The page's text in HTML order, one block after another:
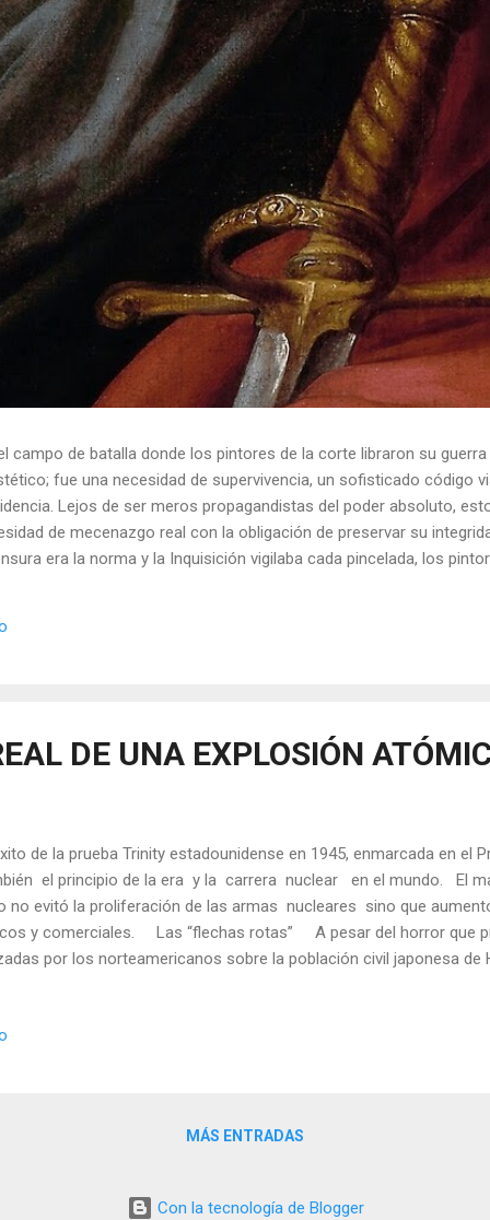
de batalla donde los pintores de la corte libraron su
fue una necesidad de supervivencia, un sofisticado código
Lejos de ser meros propagandistas del poder absoluto,
de mecenazgo real con la obligación de preservar su
era la norma y la Inquisición vigilaba cada pincelada, los
la corte eran los agentes dobles definitivos, y dominaban el arte
DE UNA EXPLOSIÓN
de la prueba Trinity estadounidense en 1945, enmarcada en
el principio de la era y la carrera nuclear en el mundo. El
no evitó la proliferación de las armas nucleares sino que
y comerciales. Las “flechas rotas” A pesar del horror que
por los norteamericanos sobre la población civil japonesa de
industria muy onerosa. Y como ocurre con cualquier nueva
MÁS ENTRADAS
Con la tecnología de Blogger